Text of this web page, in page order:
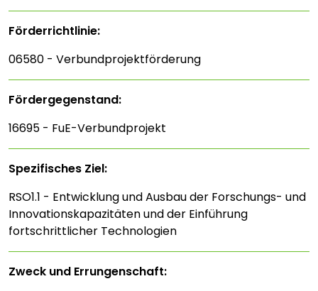
Förderrichtlinie:
06580 - Verbundprojektförderung
Fördergegenstand:
16695 - FuE-Verbundprojekt
Spezifisches Ziel:
RSO1.1 - Entwicklung und Ausbau der Forschungs- und
Innovationskapazitäten und der Einführung
fortschrittlicher Technologien
Zweck und Errungenschaft: